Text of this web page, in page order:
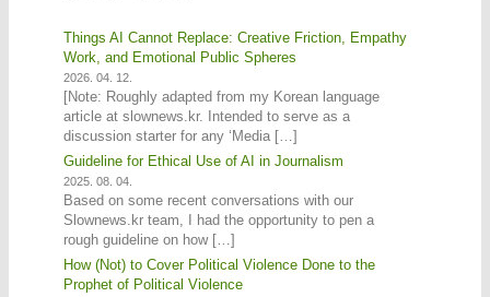
Things AI Cannot Replace: Creative Friction, Empathy
Work, and Emotional Public Spheres
2026. 04. 12.
[Note: Roughly adapted from my Korean language
article at slownews.kr. Intended to serve as a
discussion starter for any ‘Media […]
Guideline for Ethical Use of AI in Journalism
2025. 08. 04.
Based on some recent conversations with our
Slownews.kr team, I had the opportunity to pen a
rough guideline on how […]
How (Not) to Cover Political Violence Done to the
Prophet of Political Violence